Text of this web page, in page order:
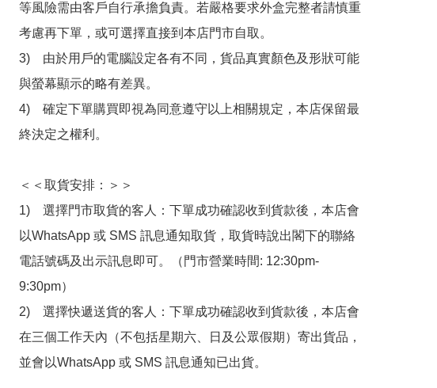
等風險需由客戶自行承擔負責。若嚴格要求外盒完整者請慎重
考慮再下單，或可選擇直接到本店門市自取。
3)　由於用戶的電腦設定各有不同，貨品真實顏色及形狀可能
與螢幕顯示的略有差異。
4)　確定下單購買即視為同意遵守以上相關規定，本店保留最
終決定之權利。
＜＜取貨安排：＞＞
1)　選擇門市取貨的客人：下單成功確認收到貨款後，本店會
以WhatsApp 或 SMS 訊息通知取貨，取貨時說出閣下的聯絡
電話號碼及出示訊息即可。（門市營業時間: 12:30pm-
9:30pm）
2)　選擇快遞送貨的客人：下單成功確認收到貨款後，本店會
在三個工作天內（不包括星期六、日及公眾假期）寄出貨品，
並會以WhatsApp 或 SMS 訊息通知已出貨。